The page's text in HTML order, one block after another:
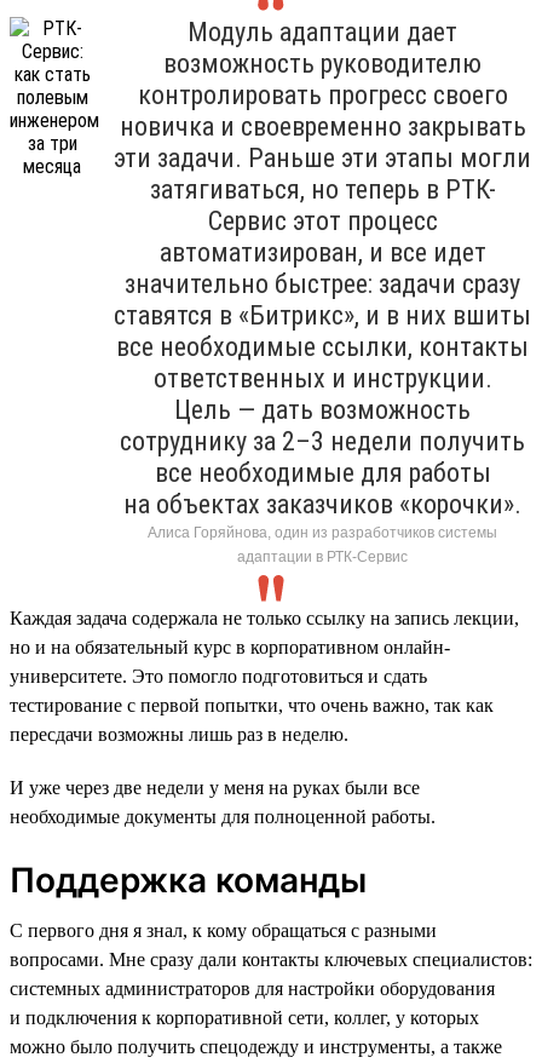
Модуль адаптации дает
возможность руководителю
контролировать прогресс своего
новичка и своевременно закрывать
эти задачи. Раньше эти этапы могли
затягиваться, но теперь в РТК-
Сервис этот процесс
автоматизирован, и все идет
значительно быстрее: задачи сразу
ставятся в «Битрикс», и в них вшиты
все необходимые ссылки, контакты
ответственных и инструкции.
Цель — дать возможность
сотруднику за 2–3 недели получить
все необходимые для работы
на объектах заказчиков «корочки».
Алиса Горяйнова, один из разработчиков системы
адаптации в РТК-Сервис
Каждая задача содержала не только ссылку на запись лекции,
но и на обязательный курс в корпоративном онлайн-
университете. Это помогло подготовиться и сдать
тестирование с первой попытки, что очень важно, так как
пересдачи возможны лишь раз в неделю.
И уже через две недели у меня на руках были все
необходимые документы для полноценной работы.
Поддержка команды
С первого дня я знал, к кому обращаться с разными
вопросами. Мне сразу дали контакты ключевых специалистов:
системных администраторов для настройки оборудования
и подключения к корпоративной сети, коллег, у которых
можно было получить спецодежду и инструменты, а также